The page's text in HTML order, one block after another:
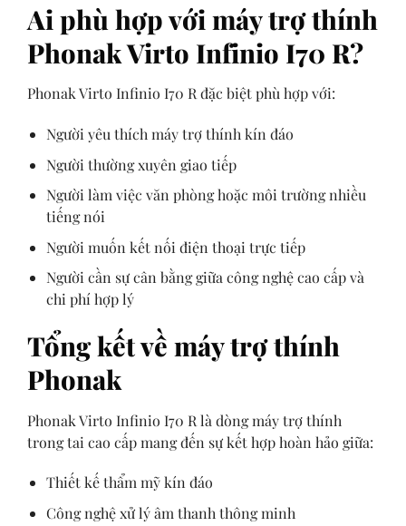
Ai phù hợp với máy trợ thính
Phonak Virto Infinio I70 R?
Phonak Virto Infinio I70 R đặc biệt phù hợp với:
Người yêu thích máy trợ thính kín đáo
Người thường xuyên giao tiếp
Người làm việc văn phòng hoặc môi trường nhiều
tiếng nói
Người muốn kết nối điện thoại trực tiếp
Người cần sự cân bằng giữa công nghệ cao cấp và
chi phí hợp lý
Tổng kết về máy trợ thính
Phonak
Phonak Virto Infinio I70 R là dòng máy trợ thính
trong tai cao cấp mang đến sự kết hợp hoàn hảo giữa:
Thiết kế thẩm mỹ kín đáo
Công nghệ xử lý âm thanh thông minh